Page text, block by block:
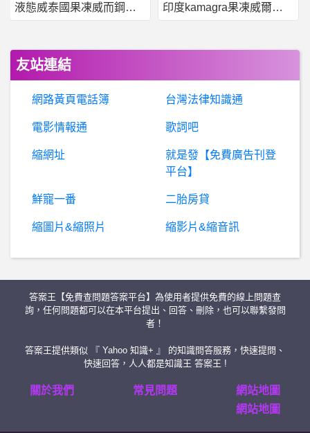
希洽- 求推薦王道作品 求推薦王道作品
橄欖球- 為什麼Super Rugby只剩下15隊？
棒球- 看球最難忘經驗
BaseballXXXX- 各隊坦王 各隊坦王
B
aseballXXXX- 統一顏色連線成真會怎樣？ 統一顏色連線成真會怎樣？
液態威泰國果凍威而鋼哪裡買 印度kamagra果凍威爾剛用於治療男性勃起功能障礙
友站連結
網路黃頁電話簿 台灣法律知識通
電影情報通 歌詞吧
縮網址
就是發【免費廣告刊登
平台】
鮮寵一番 二胎房貸
縮圖片&縮照片 縮影片&縮音訊
答案王【免費查問題答案平台】為使用者提供免費的線上問題查
詢，任何問題都可以在本平台提出、回答、刪除，也可以聯繫發問
者！
答案王提供類似 『 Yahoo 知識+ 』 的知識問答服務，快速提問、
快速回答，人人都是知識王 答案王 !
關於我們 常見問題
網站地圖
網站地圖